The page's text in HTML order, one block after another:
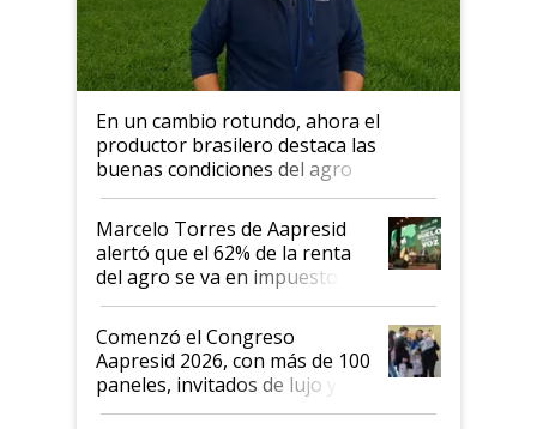
En un cambio rotundo, ahora el
productor brasilero destaca las
buenas condiciones del agro
argentino para invertir: "Los veo
más motivados"
Marcelo Torres de Aapresid
alertó que el 62% de la renta
del agro se va en impuestos:
"No es bueno que en
Argentina se sigan discutiendo
las mismas cosas de hace 50
años"
Comenzó el Congreso
Aapresid 2026, con más de 100
paneles, invitados de lujo y
todas las tendencias